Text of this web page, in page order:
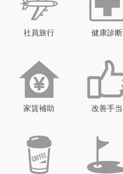
社員旅行 健康診断
家賃補助 改善手当